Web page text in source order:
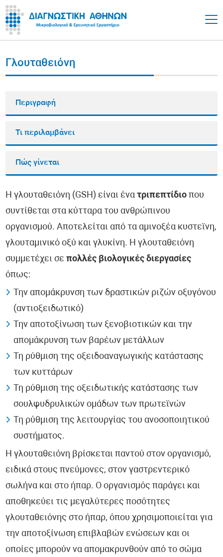
Γλουταθειόνη
Περιγραφή
Τι περιλαμβάνει
Πώς γίνεται
Η γλουταθειόνη (GSH) είναι ένατριπεπτίδιο που
συντίθεται στα κύτταρα του ανθρώπινου
οργανισμού. Αποτελείται από τα αμινοξέα κυστεϊνη,
γλουταμινικό οξύ και γλυκίνη. Η γλουταθειόνη
συμμετέχει σεπολλές βιολογικές διεργασίες
όπως:
Την απομάκρυνση των δραστικών ριζών οξυγόνου
(αντιοξειδωτικό)
Την αποτοξίνωση των ξενοβιοτικών και την
απομάκρυνση των βαρέων μετάλλων
Τη ρύθμιση της οξειδοαναγωγικής κατάστασης
των κυττάρων
Τη ρύθμιση της οξειδωτικής κατάστασης των
σουλφυδρυλικών ομάδων των πρωτεϊνών
Τη ρύθμιση της λειτουργίας του ανοσοποιητικού
συστήματος.
Η γλουταθειόνη βρίσκεται παντού στον οργανισμό,
ειδικά στους πνεύμονες, στον γαστρεντερικό
σωλήνα και στο ήπαρ. Ο οργανισμός παράγει και
αποθηκεύει τις μεγαλύτερες ποσότητες
γλουταθειόνης στο ήπαρ, όπου χρησιμοποιείται για
την αποτοξίνωση επιβλαβών ενώσεων και οι
οποίες μπορούν να απομακρυνθούν από το σώμα